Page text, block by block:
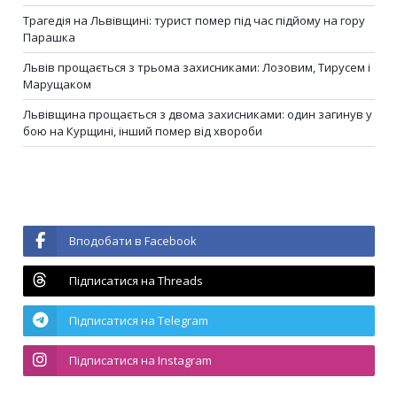
Трагедія на Львівщині: турист помер під час підйому на гору
Парашка
Львів прощається з трьома захисниками: Лозовим, Тирусем і
Марущаком
Львівщина прощається з двома захисниками: один загинув у
бою на Курщині, інший помер від хвороби
Вподобати в Facebook
Підписатися на Threads
Підписатися на Telegram
Підписатися на Instagram